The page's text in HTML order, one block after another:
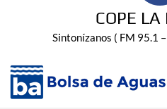
COPE
Sintonízanos ( FM 95.1